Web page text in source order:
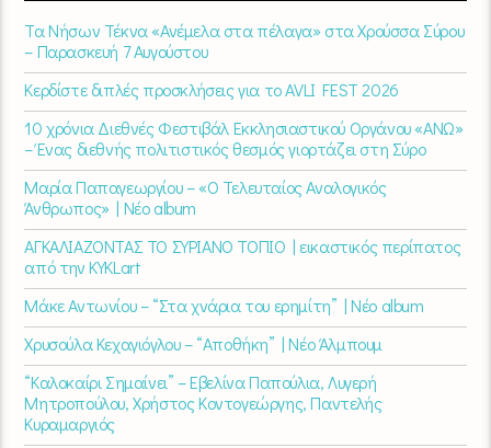
Τα Νήσων Τέκνα «Ανέμελα στα πέλαγα» στα Χρούσσα Σύρου
– Παρασκευή 7 Αυγούστου
Κερδίστε διπλές προσκλήσεις για το AVLI FEST 2026
10 χρόνια Διεθνές Φεστιβάλ Εκκλησιαστικού Οργάνου «ΑΝΩ»
– Ένας διεθνής πολιτιστικός θεσμός γιορτάζει στη Σύρο​
Μαρία Παπαγεωργίου – «Ο Τελευταίος Αναλογικός
Άνθρωπος» | Νέο album
ΑΓΚΑΛΙΑΖΟΝΤΑΣ ΤΟ ΣΥΡΙΑΝΟ ΤΟΠΙΟ | εικαστικός περίπατος
από την KYKLart
Μάκε Αντωνίου – “Στα χνάρια του ερημίτη” | Νέο album
Χρυσούλα Κεχαγιόγλου – “Αποθήκη” | Νέο Άλμπουμ
“Καλοκαίρι Σημαίνει” – Εβελίνα Παπούλια, Λυγερή
Μητροπούλου, Χρήστος Κοντογεώργης, Παντελής
Κυραμαργιός